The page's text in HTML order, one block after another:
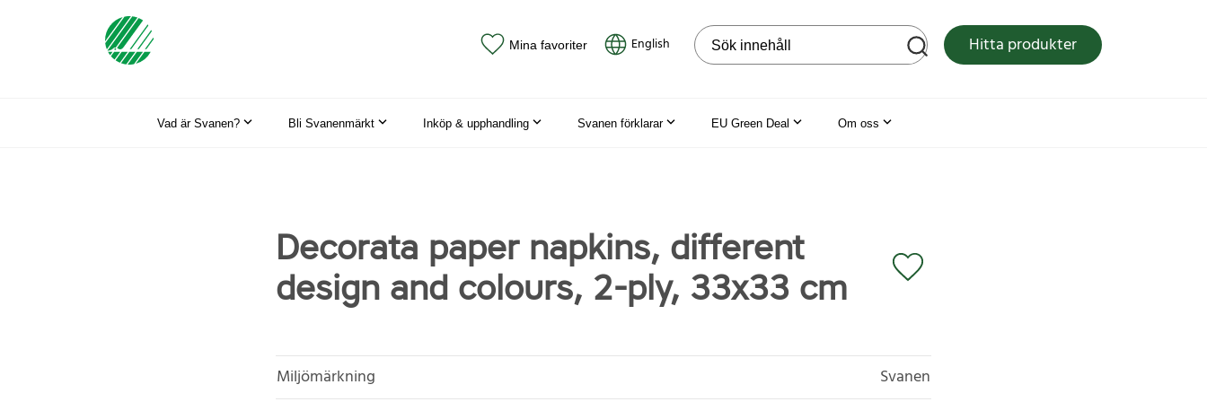
Mina favoriter English Sök på webbplatsen Hitta produkter
Vad är Svanen? Bli Svanenmärkt Inköp & upphandling Svanen förklarar EU Green Deal Om oss
Decorata paper napkins, different
design and colours, 2-ply, 33x33 cm
Miljömärkning
Svanen